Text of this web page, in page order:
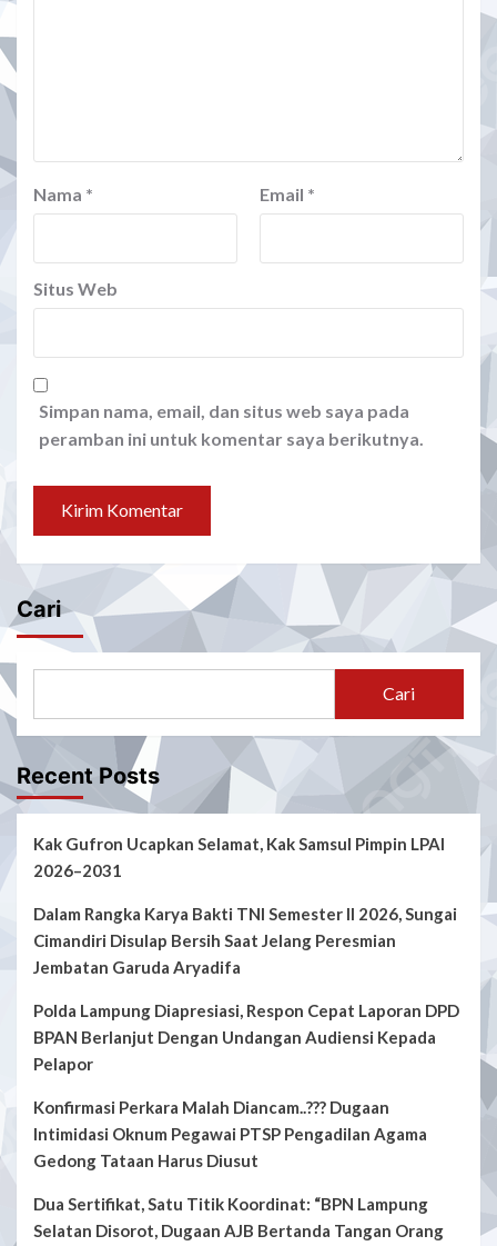
Nama * Email *
Situs Web
Simpan nama, email, dan situs web saya pada
peramban ini untuk komentar saya berikutnya.
Cari
Cari
Recent Posts
Kak Gufron Ucapkan Selamat, Kak Samsul Pimpin LPAI
2026–2031
Dalam Rangka Karya Bakti TNI Semester II 2026, Sungai
Cimandiri Disulap Bersih Saat Jelang Peresmian
Jembatan Garuda Aryadifa
Polda Lampung Diapresiasi, Respon Cepat Laporan DPD
BPAN Berlanjut Dengan Undangan Audiensi Kepada
Pelapor
Konfirmasi Perkara Malah Diancam..??? Dugaan
Intimidasi Oknum Pegawai PTSP Pengadilan Agama
Gedong Tataan Harus Diusut
Dua Sertifikat, Satu Titik Koordinat: “BPN Lampung
Selatan Disorot, Dugaan AJB Bertanda Tangan Orang